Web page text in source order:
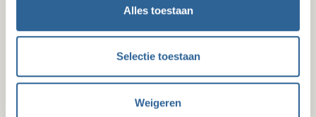
Alles toestaan
Selectie toestaan
Weigeren
Beëindiging convenant na invoering recht
op zakelijke basisbetaalrekening